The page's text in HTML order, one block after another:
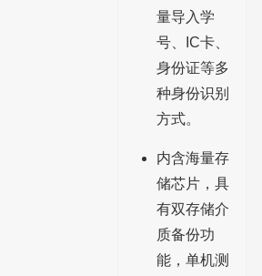
量导入学
号、IC卡、
身份证等多
种身份识别
方式。
内含海量存
储芯片，具
有双存储介
质备份功
能，单机测